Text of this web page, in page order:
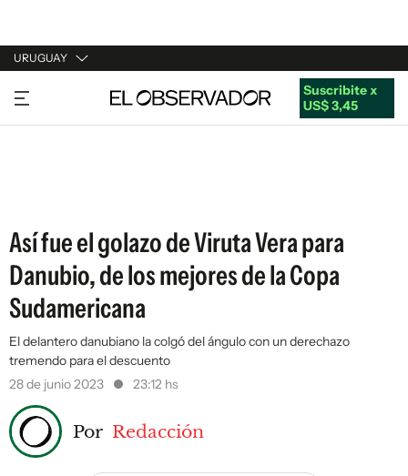
URUGUAY
URUGUAY
ARGENTINA
Suscribite x
US$ 3,45
Así fue el golazo de Viruta Vera para
Danubio, de los mejores de la Copa
Sudamericana
El delantero danubiano la colgó del ángulo con un derechazo
tremendo para el descuento
28 de junio 2023
23:12 hs
Por Redacción